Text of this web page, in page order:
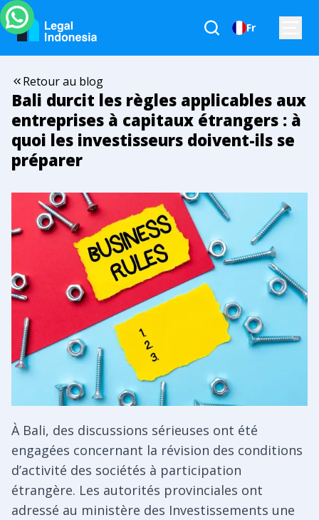
Fr
Retour au blog
Bali durcit les règles applicables aux
entreprises à capitaux étrangers : à
quoi les investisseurs doivent-ils se
préparer
À Bali, des discussions sérieuses ont été
engagées concernant la révision des conditions
d’activité des sociétés à participation
étrangère. Les autorités provinciales ont
adressé au ministère des Investissements une